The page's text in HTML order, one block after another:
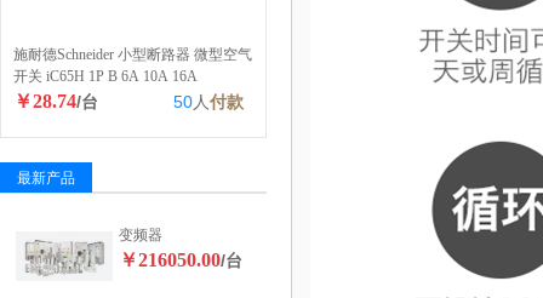
施耐德Schneider 小型断路器 微型空气
开关 iC65H 1P B 6A 10A 16A
￥28.74/台 50人付款
最新产品
变频器
￥216050.00/台